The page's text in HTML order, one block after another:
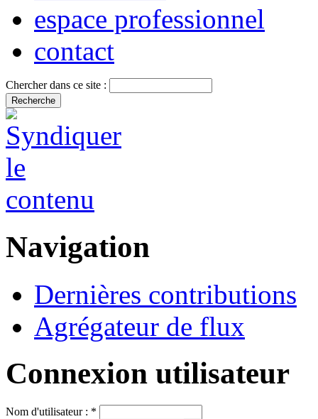
espace professionnel
contact
Chercher dans ce site :
Navigation
Dernières contributions
Agrégateur de flux
Connexion utilisateur
Nom d'utilisateur : *